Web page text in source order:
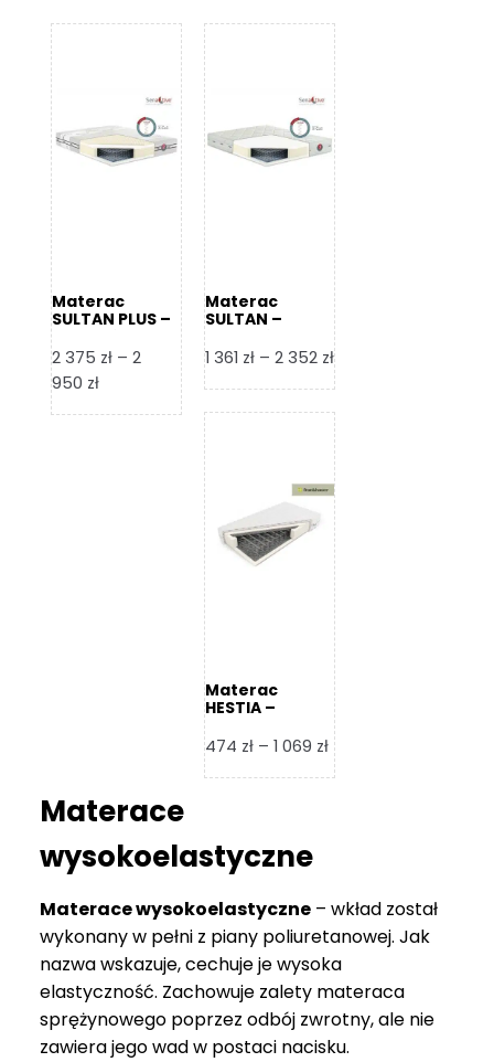
119 zł
Materac
SULTAN PLUS –
2 375 zł – 2
950 złZakres
Materac
SULTAN –
1 361 zł – 2 352 złZakres
cen:
od
1
361 zł
do
2
352 zł
Materac
HESTIA –
474 zł – 1 069 złZakres
cen:
069 zł
Materace
wysokoelastyczne
Materace wysokoelastyczne – wkład został
wykonany w pełni z piany poliuretanowej. Jak
nazwa wskazuje, cechuje je wysoka
elastyczność. Zachowuje zalety materaca
sprężynowego poprzez odbój zwrotny, ale nie
zawiera jego wad w postaci nacisku.